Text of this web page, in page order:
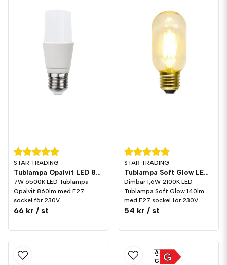
STAR TRADING
Tublampa Opalvit LED 860lm E27 6500K
7W 6500K LED Tublampa
Opalvit 860lm med E27
sockel för 230V.
66 kr / st
STAR TRADING
Tublampa Soft Glow LED 140lm E27 2100K Dim
Dimbar 1,6W 2100K LED
Tublampa Soft Glow 140lm
med E27 sockel för 230V.
54 kr / st
G
A
G